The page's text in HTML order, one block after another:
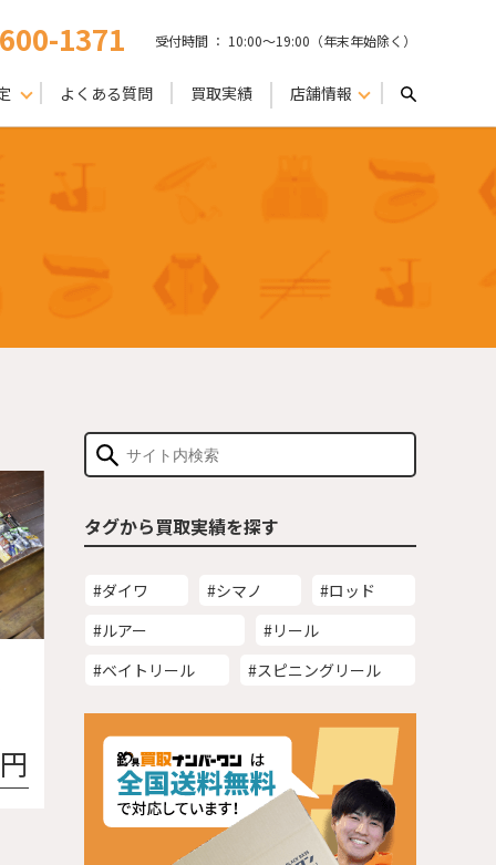
1371 受付時間 ： 10:00〜19:00（年末年始除く）
よくある質問 買取実績 店舗情報
タグから買取実績を探す
#ダイワ #シマノ
#ロッド
#ルアー
#リール
#ベイトリール
#スピニングリール